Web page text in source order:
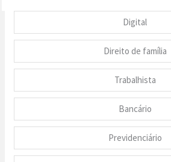
Digital
Direito de família
Trabalhista
Bancário
Previdenciário